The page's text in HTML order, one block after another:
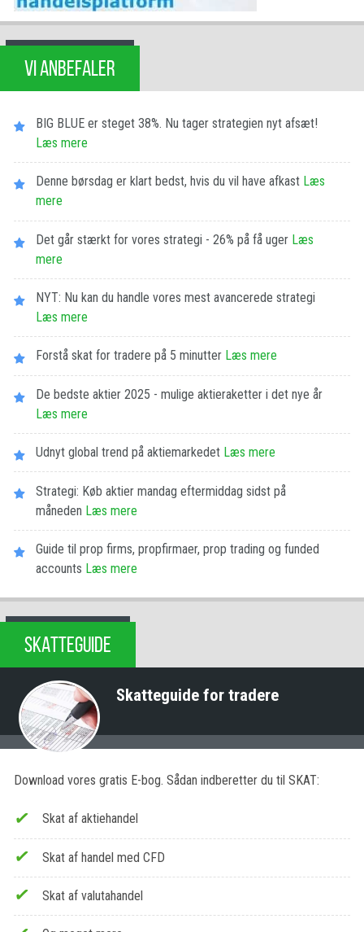
VI ANBEFALER
BIG BLUE er steget 38%. Nu tager strategien nyt afsæt!
Læs mere
Denne børsdag er klart bedst, hvis du vil have afkast Læs
mere
Det går stærkt for vores strategi - 26% på få uger Læs
mere
NYT: Nu kan du handle vores mest avancerede strategi
Læs mere
Forstå skat for tradere på 5 minutter Læs mere
De bedste aktier 2025 - mulige aktieraketter i det nye år
Læs mere
Udnyt global trend på aktiemarkedet Læs mere
Strategi: Køb aktier mandag eftermiddag sidst på
måneden Læs mere
Guide til prop firms, propfirmaer, prop trading og funded
accounts Læs mere
SKATTEGUIDE
Skatteguide for tradere
Download vores gratis E-bog. Sådan indberetter du til SKAT:
Skat af aktiehandel
Skat af handel med CFD
Skat af valutahandel